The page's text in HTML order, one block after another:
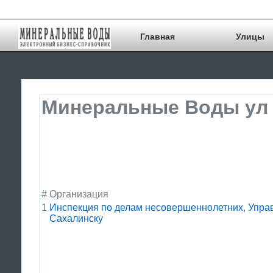
Главная Улицы
Минеральные Воды ул
# Организация
1 Инспекция по делам несовершеннолетних,
Сахалинску